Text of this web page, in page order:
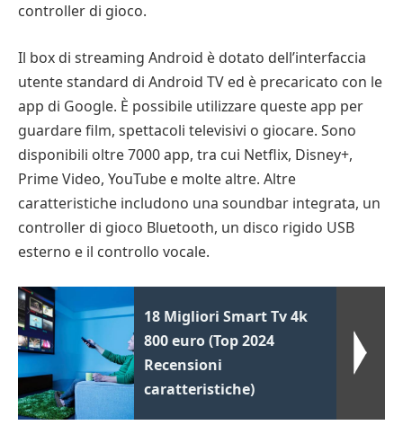
controller di gioco.
Il box di streaming Android è dotato dell’interfaccia
utente standard di Android TV ed è precaricato con le
app di Google. È possibile utilizzare queste app per
guardare film, spettacoli televisivi o giocare. Sono
disponibili oltre 7000 app, tra cui Netflix, Disney+,
Prime Video, YouTube e molte altre. Altre
caratteristiche includono una soundbar integrata, un
controller di gioco Bluetooth, un disco rigido USB
esterno e il controllo vocale.
18 Migliori Smart Tv 4k
800 euro (Top 2024
Recensioni
caratteristiche)